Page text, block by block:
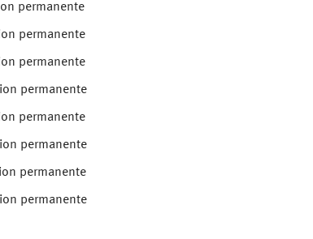
permanente
permanente
permanente
permanente
permanente
permanente
permanente
permanente